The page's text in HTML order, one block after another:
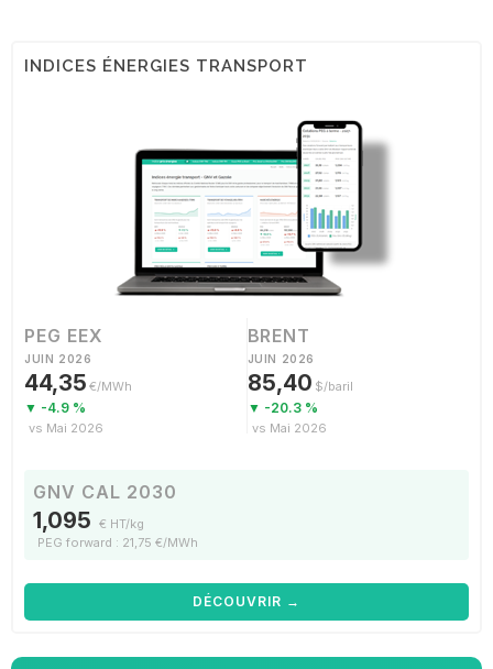
INDICES ÉNERGIES TRANSPORT
PEG EEX
JUIN 2026
44,35 €/MWh
▼ -4.9 %
vs Mai 2026
BRENT
JUIN 2026
85,40 $/baril
▼ -20.3 %
vs Mai 2026
GNV CAL 2030
1,095 € HT/kg
PEG forward : 21,75 €/MWh
DÉCOUVRIR →